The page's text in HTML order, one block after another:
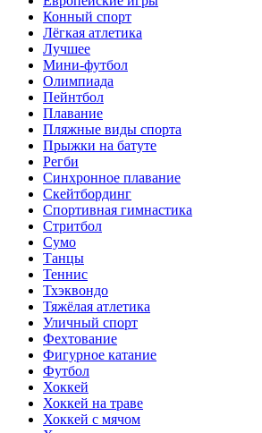
Конный спорт
Лёгкая атлетика
Лучшее
Мини-футбол
Олимпиада
Пейнтбол
Плавание
Пляжные виды спорта
Прыжки на батуте
Регби
Синхронное плавание
Скейтбординг
Спортивная гимнастика
Стритбол
Сумо
Танцы
Теннис
Тхэквондо
Тяжёлая атлетика
Уличный спорт
Фехтование
Фигурное катание
Футбол
Хоккей
Хоккей на траве
Хоккей с мячом